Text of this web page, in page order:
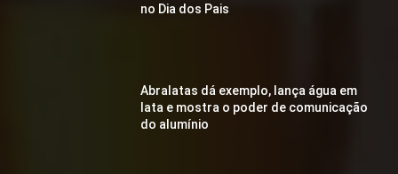
no Dia dos Pais
Abralatas dá exemplo, lança água em
lata e mostra o poder de comunicação
do alumínio